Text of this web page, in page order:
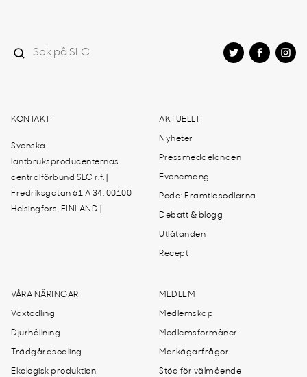
KONTAKT
Svenska
lantbruksproducenternas
centralförbund SLC r.f. |
Fredriksgatan 61 A 34, 00100
Helsingfors, FINLAND |
AKTUELLT
Nyheter
Pressmeddelanden
Evenemang
Podd: Framtidsodlarna
Debatt & blogg
Utlåtanden
Recept
VÅRA NÄRINGAR
Växtodling
Djurhållning
Trädgårdsodling
Ekologisk produktion
MEDLEM
Medlemskap
Medlemsförmåner
Markägarfrågor
Stöd för välmående